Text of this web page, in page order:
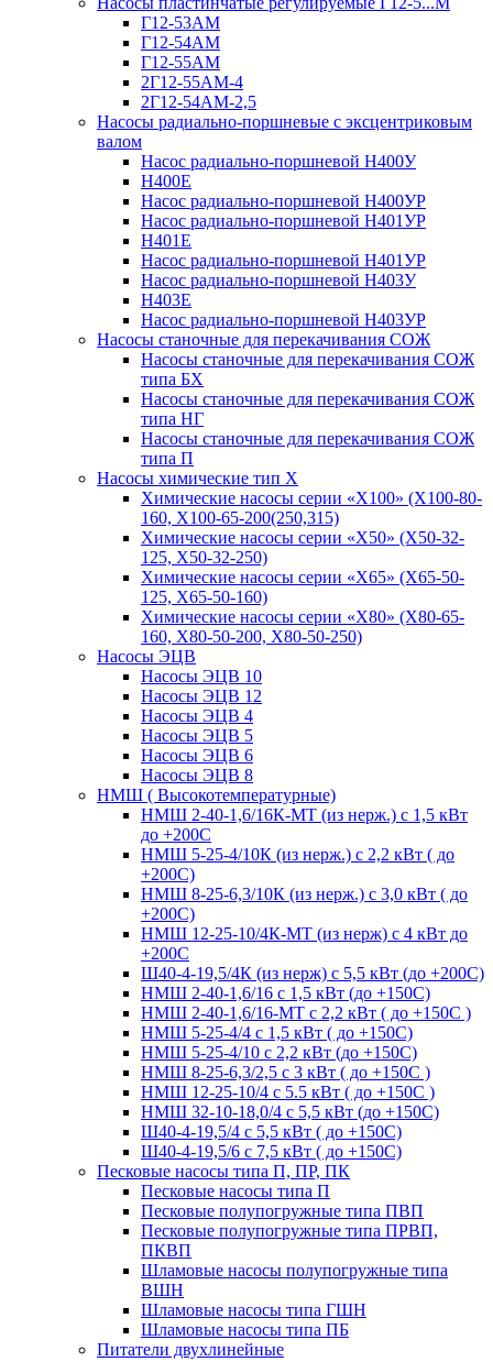
Г12-53АМ
Г12-54АМ
Г12-55АМ
2Г12-55АМ-4
2Г12-54АМ-2,5
Насосы радиально-поршневые с эксцентриковым
валом
Насос радиально-поршневой Н400У
Н400Е
Насос радиально-поршневой Н400УР
Насос радиально-поршневой Н401УР
Н401Е
Насос радиально-поршневой Н401УР
Насос радиально-поршневой Н403У
Н403Е
Насос радиально-поршневой Н403УР
Насосы станочные для перекачивания СОЖ
Насосы станочные для перекачивания СОЖ
типа БХ
Насосы станочные для перекачивания СОЖ
типа НГ
Насосы станочные для перекачивания СОЖ
типа П
Насосы химические тип Х
Химические насосы серии «Х100» (Х100-80-
160, Х100-65-200(250,315)
Химические насосы серии «Х50» (Х50-32-
125, Х50-32-250)
Химические насосы серии «Х65» (Х65-50-
125, Х65-50-160)
Химические насосы серии «Х80» (Х80-65-
160, Х80-50-200, Х80-50-250)
Насосы ЭЦВ
Насосы ЭЦВ 10
Насосы ЭЦВ 12
Насосы ЭЦВ 4
Насосы ЭЦВ 5
Насосы ЭЦВ 6
Насосы ЭЦВ 8
НМШ ( Высокотемпературные)
НМШ 2-40-1,6/16К-МТ (из нерж.) с 1,5 кВт
до +200С
НМШ 5-25-4/10К (из нерж.) с 2,2 кВт ( до
+200С)
НМШ 8-25-6,3/10К (из нерж.) с 3,0 кВт ( до
+200С)
НМШ 12-25-10/4К-МТ (из нерж) с 4 кВт до
+200С
Ш40-4-19,5/4К (из нерж) с 5,5 кВт (до +200С)
НМШ 2-40-1,6/16 с 1,5 кВт (до +150С)
НМШ 2-40-1,6/16-МТ с 2,2 кВт ( до +150С )
НМШ 5-25-4/4 с 1,5 кВт ( до +150С)
НМШ 5-25-4/10 с 2,2 кВт (до +150С)
НМШ 8-25-6,3/2,5 с 3 кВт ( до +150С )
НМШ 12-25-10/4 с 5.5 кВт ( до +150С )
НМШ 32-10-18,0/4 с 5,5 кВт (до +150С)
Ш40-4-19,5/4 с 5,5 кВт ( до +150С)
Ш40-4-19,5/6 с 7,5 кВт ( до +150С)
Песковые насосы типа П, ПР, ПК
Песковые насосы типа П
Песковые полупогружные типа ПВП
Песковые полупогружные типа ПРВП,
ПКВП
Шламовые насосы полупогружные типа
ВШН
Шламовые насосы типа ГШН
Шламовые насосы типа ПБ
Питатели двухлинейные